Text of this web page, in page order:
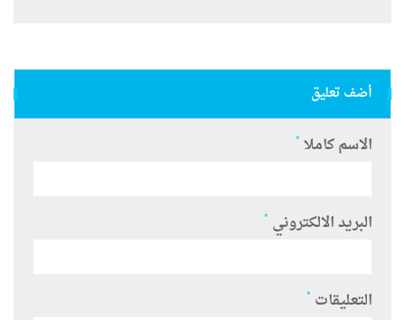
أضف تعليق
الاسم كاملا *
البريد الالكتروني *
التعليقات *